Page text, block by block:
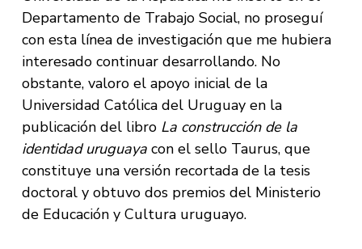
Departamento de Trabajo Social, no proseguí
con esta línea de investigación que me hubiera
interesado continuar desarrollando. No
obstante, valoro el apoyo inicial de la
Universidad Católica del Uruguay en la
publicación del libro La construcción de la
identidad uruguayacon el sello Taurus, que
constituye una versión recortada de la tesis
doctoral y obtuvo dos premios del Ministerio
de Educación y Cultura uruguayo.